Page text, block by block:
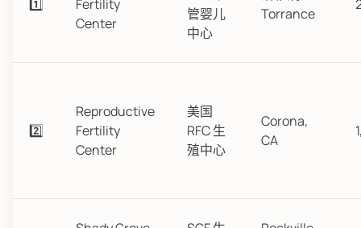
1️⃣
Fertility
Center
管婴儿
中心
Torrance
2️⃣
Reproductive
Fertility
Center
美国
RFC 生
殖中心
Corona,
CA